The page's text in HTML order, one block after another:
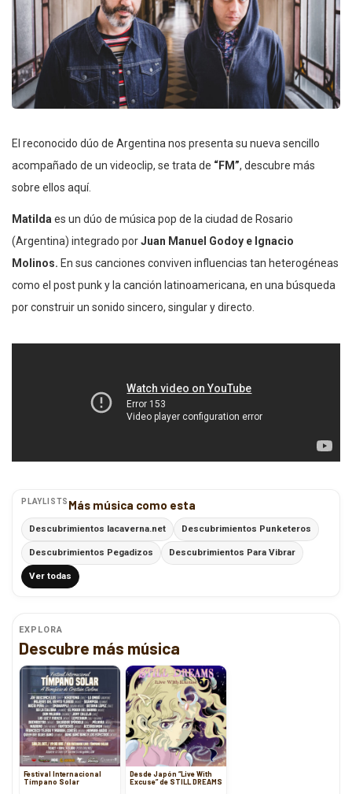
El reconocido dúo de Argentina nos presenta su nueva sencillo
acompañado de un videoclip, se trata de “FM”, descubre más
sobre ellos aquí.
Matilda es un dúo de música pop de la ciudad de Rosario
(Argentina) integrado porJuan Manuel Godoy e Ignacio
Molinos. En sus canciones conviven influencias tan heterogéneas
como el post punk y la canción latinoamericana, en una búsqueda
por construir un sonido sincero, singular y directo.
PLAYLISTS Más música como esta
Descubrimientos lacaverna.net Descubrimientos Punketeros
Descubrimientos Pegadizos Descubrimientos Para Vibrar
Ver todas
EXPLORA
Descubre más música
Festival Internacional
Tímpano Solar
Desde Japón “Live With
Excuse” de STILL DREAMS